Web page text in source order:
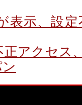
表示、設定
アクセス